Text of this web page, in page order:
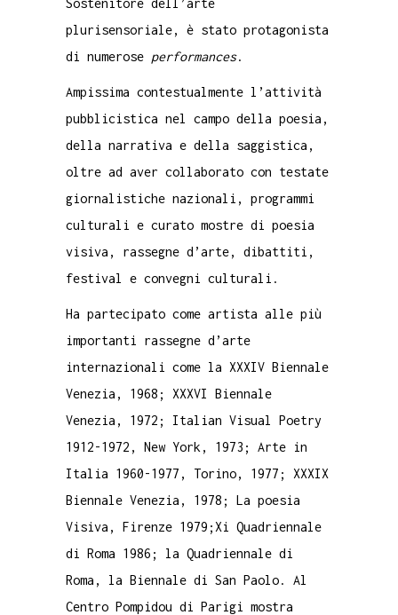
Sostenitore dell’arte
plurisensoriale, è stato protagonista
di numerose performances.
Ampissima contestualmente l’attività
pubblicistica nel campo della poesia,
della narrativa e della saggistica,
oltre ad aver collaborato con testate
giornalistiche nazionali, programmi
culturali e curato mostre di poesia
visiva, rassegne d’arte, dibattiti,
festival e convegni culturali.
Ha partecipato come artista alle più
importanti rassegne d’arte
internazionali come la XXXIV Biennale
Venezia, 1968; XXXVI Biennale
Venezia, 1972; Italian Visual Poetry
1912-1972, New York, 1973; Arte in
Italia 1960-1977, Torino, 1977; XXXIX
Biennale Venezia, 1978; La poesia
Visiva, Firenze 1979;Xi Quadriennale
di Roma 1986; la Quadriennale di
Roma, la Biennale di San Paolo. Al
Centro Pompidou di Parigi mostra